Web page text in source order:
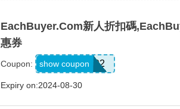
EachBuyer.com新人折扣碼
惠券
Coupon: ADAMY92
show coupon
Expiry on:2024-08-30